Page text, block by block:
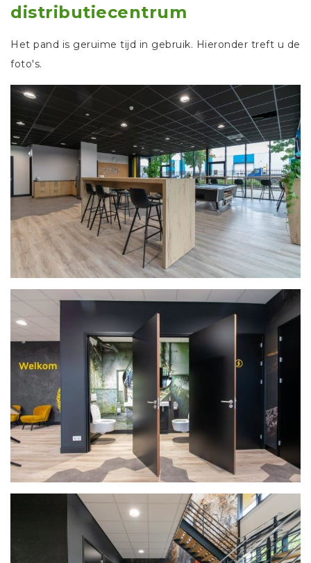
distributiecentrum
Het pand is geruime tijd in gebruik. Hieronder treft u de
foto's.